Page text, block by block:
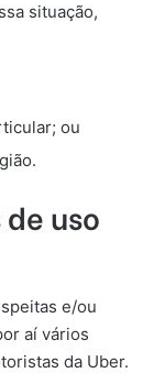
situação,
ou
uso
e/ou
aí vários
da Uber.